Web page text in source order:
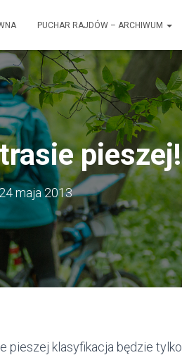
PUCHAR RAJDÓW – ARCHIWUM
pieszej!
24 maja 2013
pieszej klasyfikacja będzie tylko